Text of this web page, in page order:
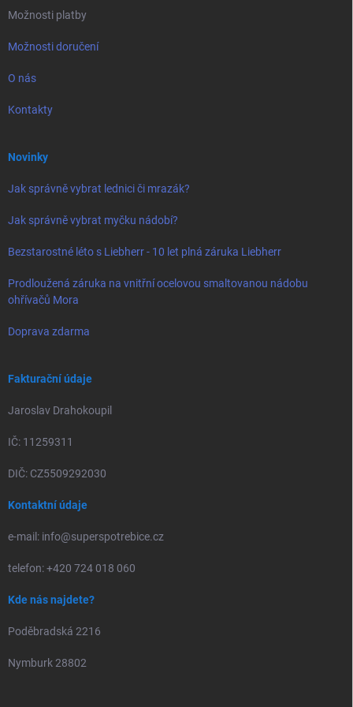
Možnosti platby
Možnosti doručení
O nás
Kontakty
Novinky
Jak správně vybrat lednici či mrazák?
Jak správně vybrat myčku nádobí?
Bezstarostné léto s Liebherr - 10 let plná záruka Liebherr
Prodloužená záruka na vnitřní ocelovou smaltovanou nádobu
ohřívačů Mora
Doprava zdarma
Fakturační údaje
Jaroslav Drahokoupil
IČ: 11259311
DIČ: CZ5509292030
Kontaktní údaje
e-mail: info@superspotrebice.cz
telefon: +420 724 018 060
Kde nás najdete?
Poděbradská 2216
Nymburk 28802